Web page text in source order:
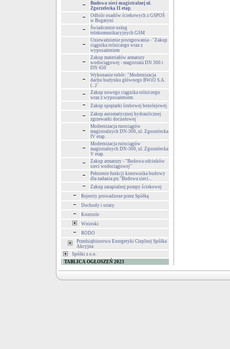
Budowa sieci magistralnej ul.
Zgorzelecka II etap.
Odbiór osadów ściekowych z GSPOŚ
w Bogatyni
Świadczenie usług
telekomunikacyjnych GSM
Unieważnienie postępowania - "Zakup
ciągnika rolniczego wraz z
wyposażeniem
Zakup materiałów armatury
wodociągowej - magistrala DN 300 i
DN 450
Wykonanie robót: "Modernizacja
dachu budynku głównego BWiO S.A.
(...)"
Zakup nowego ciągnika rolniczego
wraz z wyposażeniem
Zakup sprężarki śrubowej bezolejowej.
Zakup automatycznej hydraulicznej
zgrzewarki doczołowej
Modernizacja rurociągów
magistralnych DN-300, ul. Zgorzelecka
IV etap.
Modernizacja rurociągów
magistralnych DN-300, ul. Zgorzelecka
V etap.
Zakup armatury - "Budowa odcinków
sieci wodociągowej"
Pełnienie funkcji kierownika budowy
dla zadania pn."Budowa sieci...
Zakup zatapialnej pompy ściekowej
Rejestry prowadzone przez Spółkę
Dochody i straty.
Kontrole
Wnioski
RODO
Przedsiębiorstwo Energetyki Cieplnej Spółka
Akcyjna
Spółki z o.o.
TABLICA OGŁOSZEŃ 2023